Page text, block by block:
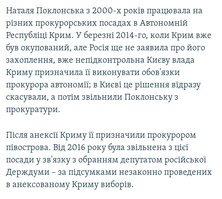
Наталя Поклонська з 2000-х років працювала на
різних прокурорських посадах в Автономній
Республіці Крим. У березні 2014-го, коли Крим вже
був окупований, але Росія ще не заявила про його
захоплення, вже непідконтрольна Києву влада
Криму призначила її виконувати обов'язки
прокурора автономії; в Києві це рішення відразу
скасували, а потім звільнили Поклонську з
прокуратури.
Після анексії Криму її призначили прокурором
півострова. Від 2016 року була звільнена з цієї
посади у зв'язку з обранням депутатом російської
Держдуми – за підсумками незаконно проведених
в анексованому Криму виборів.